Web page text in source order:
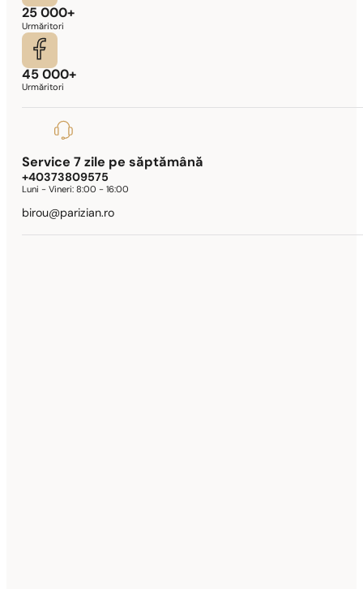
25 000+
Urmăritori
45 000+
Urmăritori
Service 7 zile pe săptămână
+40373809575
Luni - Vineri:8:00 - 16:00
birou@parizian.ro